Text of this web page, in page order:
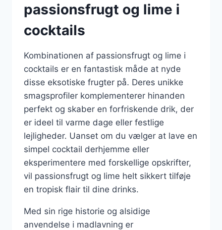
passionsfrugt og lime i
cocktails
Kombinationen af passionsfrugt og lime i
cocktails er en fantastisk måde at nyde
disse eksotiske frugter på. Deres unikke
smagsprofiler komplementerer hinanden
perfekt og skaber en forfriskende drik, der
er ideel til varme dage eller festlige
lejligheder. Uanset om du vælger at lave en
simpel cocktail derhjemme eller
eksperimentere med forskellige opskrifter,
vil passionsfrugt og lime helt sikkert tilføje
en tropisk flair til dine drinks.
Med sin rige historie og alsidige
anvendelse i madlavning er